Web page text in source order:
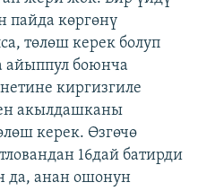
пайда көргөнү
төлөш керек болуп
айыппул боюнча
киргизгиле
акылдашканы
керек. Өзгөчө
16дай батирди
да, анан ошонун